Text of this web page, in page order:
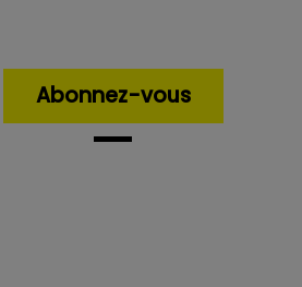
Abonnez-vous